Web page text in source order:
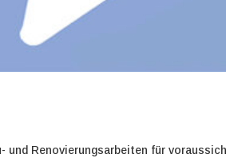
und Renovierungsarbeiten für